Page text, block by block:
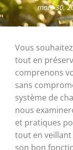
mars 30,
Vous
tout en
comprenons
sans
système de
nous
et pratiques
tout en veillant
son bon